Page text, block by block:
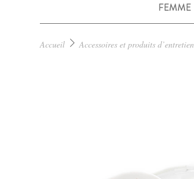
FEMME
Accueil Accessoires et produits d’entretien